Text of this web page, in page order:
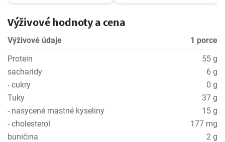
Výživové hodnoty a cena
Výživové údaje
1 porce
Protein
55 g
sacharidy
6 g
- cukry
0 g
Tuky
37 g
- nasycené mastné kyseliny
15 g
- cholesterol
177 mg
buničina
2 g